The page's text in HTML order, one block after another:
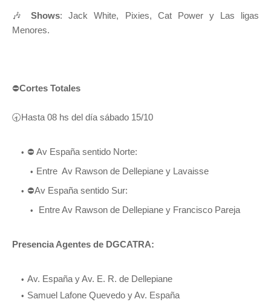
🎶Shows: Jack White, Pixies, Cat Power y Las ligas
Menores.
⛔Cortes Totales
🕣Hasta 08 hs del día sábado 15/10
⛔ Av España sentido Norte:
Entre Av Rawson de Dellepiane y Lavaisse
⛔Av España sentido Sur:
Entre Av Rawson de Dellepiane y Francisco Pareja
Presencia Agentes de DGCATRA:
Av. España y Av. E. R. de Dellepiane
Samuel Lafone Quevedo y Av. España